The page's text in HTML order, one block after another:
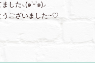
した⸜(๑’ᵕ’๑)⸝
うございました~♡